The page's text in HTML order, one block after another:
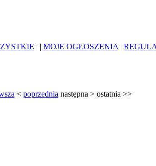
| | MOJE OGŁOSZENIA |
< poprzednia następna > ostatnia >>